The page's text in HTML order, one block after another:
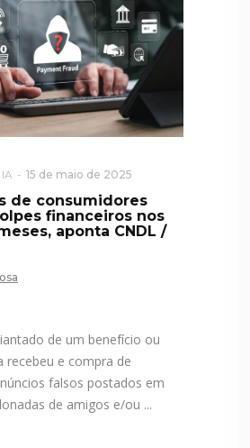
15 de maio de 2025
de consumidores
financeiros nos
aponta CNDL /
de um benefício ou
recebeu e compra de
falsos postados em
de amigos e/ou